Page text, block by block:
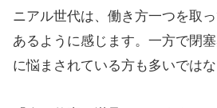
ニアル世代は、働き方一つを取
あるように感じます。一方で閉
に悩まされている方も多いではな